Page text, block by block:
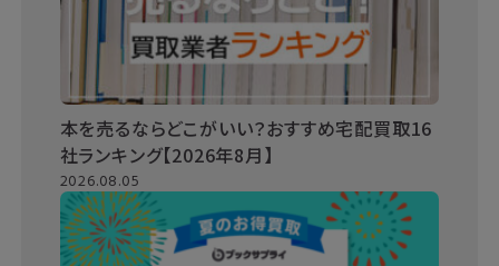
本を売るならどこがいい？おすすめ宅配買取16
社ランキング【2026年8月】
2026.08.05